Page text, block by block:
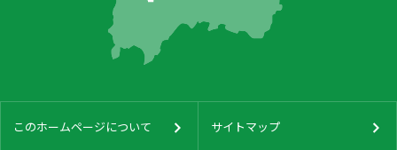
このホームページについて サイトマップ